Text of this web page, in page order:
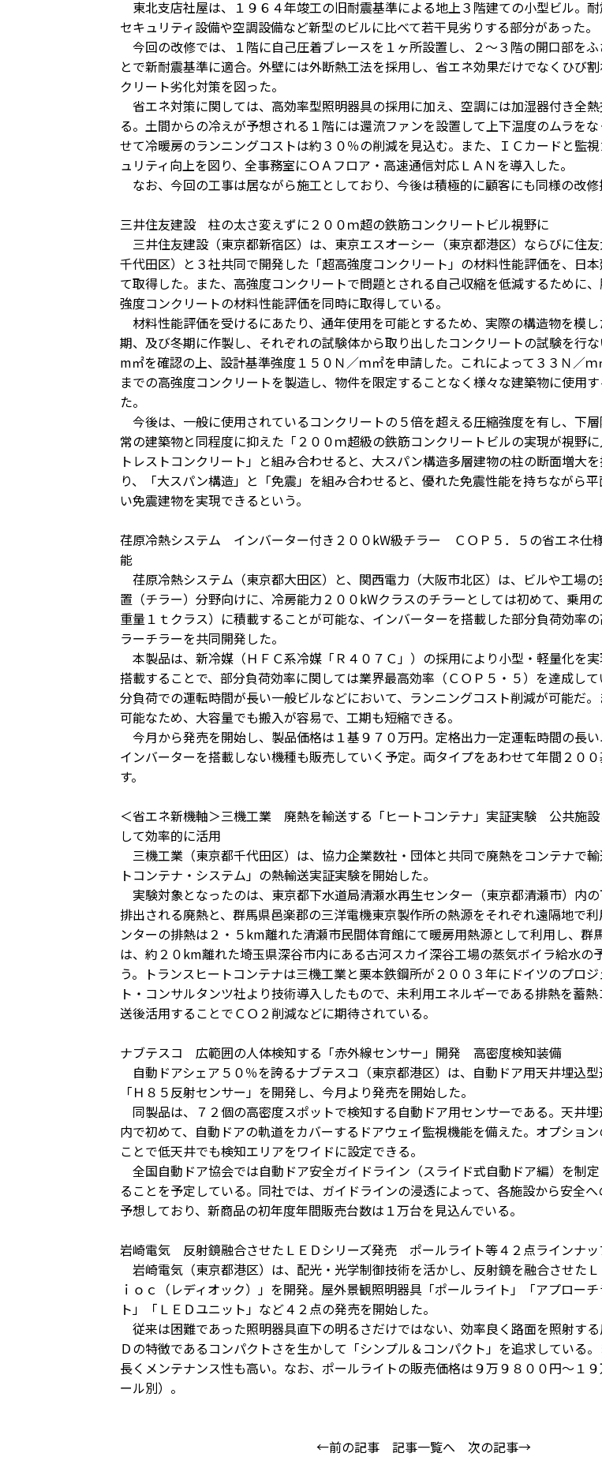
東北支店社屋は、１９６４年竣工の旧耐震基準による地上３階建ての小型ビル。耐
セキュリティ設備や空調設備など新型のビルに比べて若干見劣りする部分があった。
今回の改修では、１階に自己圧着ブレースを１ヶ所設置し、２〜３階の開口部を
とで新耐震基準に適合。外壁には外断熱工法を採用し、省エネ効果だけでなくひび
クリート劣化対策を図った。
省エネ対策に関しては、高効率型照明器具の採用に加え、空調には加湿器付き全
る。土間からの冷えが予想される１階には還流ファンを設置して上下温度のムラを
せて冷暖房のランニングコストは約３０％の削減を見込む。また、ＩＣカードと監
ュリティ向上を図り、全事務室にＯＡフロア・高速通信対応ＬＡＮを導入した。
なお、今回の工事は居ながら施工としており、今後は積極的に顧客にも同様の改修
三井住友建設 柱の太さ変えずに２００ｍ超の鉄筋コンクリートビル視野に
三井住友建設（東京都新宿区）は、東京エスオーシー（東京都港区）ならびに住
千代田区）と３社共同で開発した「超高強度コンクリート」の材料性能評価を、日
て取得した。また、高強度コンクリートで問題とされる自己収縮を低減するために
強度コンクリートの材料性能評価を同時に取得している。
材料性能評価を受けるにあたり、通年使用を可能とするため、実際の構造物を模
期、及び冬期に作製し、それぞれの試験体から取り出したコンクリートの試験を行
m㎡を確認の上、設計基準強度１５０Ｎ／ｍ㎡を申請した。これによって３３Ｎ／
までの高強度コンクリートを製造し、物件を限定することなく様々な建築物に使用
た。
今後は、一般に使用されているコンクリートの５倍を超える圧縮強度を有し、下
常の建築物と同程度に抑えた「２００ｍ超級の鉄筋コンクリートビルの実現が視野
トレストコンクリート」と組み合わせると、大スパン構造多層建物の柱の断面増大
り、「大スパン構造」と「免震」を組み合わせると、優れた免震性能を持ちながら
い免震建物を実現できるという。
荏原冷熱システム インバーター付き２００kW級チラー ＣＯＰ５．５の省エネ仕
能
荏原冷熱システム（東京都大田区）と、関西電力（大阪市北区）は、ビルや工場
置（チラー）分野向けに、冷房能力２００kWクラスのチラーとしては初めて、乗用
重量１ｔクラス）に積載することが可能な、インバーターを搭載した部分負荷効率
ラーチラーを共同開発した。
本製品は、新冷媒（ＨＦＣ系冷媒「Ｒ４０７Ｃ」）の採用により小型・軽量化を
搭載することで、部分負荷効率に関しては業界最高効率（ＣＯＰ５・５）を達成し
分負荷での運転時間が長い一般ビルなどにおいて、ランニングコスト削減が可能だ
可能なため、大容量でも搬入が容易で、工期も短縮できる。
今月から発売を開始し、製品価格は１基９７０万円。定格出力一定運転時間の長い
インバーターを搭載しない機種も販売していく予定。両タイプをあわせて年間２０
す。
＜省エネ新機軸＞三機工業 廃熱を輸送する「ヒートコンテナ」実証実験 公共施設
して効率的に活用
三機工業（東京都千代田区）は、協力企業数社・団体と共同で廃熱をコンテナで
トコンテナ・システム」の熱輸送実証実験を開始した。
実験対象となったのは、東京都下水道局清瀬水再生センター（東京都清瀬市）内
排出される廃熱と、群馬県邑楽郡の三洋電機東京製作所の熱源をそれぞれ遠隔地で
ンターの排熱は２・５km離れた清瀬市民間体育館にて暖房用熱源として利用し、群
は、約２０km離れた埼玉県深谷市内にある古河スカイ深谷工場の蒸気ボイラ給水の
う。トランスヒートコンテナは三機工業と栗本鉄鋼所が２００３年にドイツのプロ
ト・コンサルタンツ社より技術導入したもので、未利用エネルギーである排熱を蓄
送後活用することでＣＯ２削減などに期待されている。
ナブテスコ 広範囲の人体検知する「赤外線センサー」開発 高密度検知装備
自動ドアシェア５０％を誇るナブテスコ（東京都港区）は、自動ドア用天井埋込
「Ｈ８５反射センサー」を開発し、今月より発売を開始した。
同製品は、７２個の高密度スポットで検知する自動ドア用センサーである。天井
内で初めて、自動ドアの軌道をカバーするドアウェイ監視機能を備えた。オプショ
ことで低天井でも検知エリアをワイドに設定できる。
全国自動ドア協会では自動ドア安全ガイドライン（スライド式自動ドア編）を制
ることを予定している。同社では、ガイドラインの浸透によって、各施設から安全
予想しており、新商品の初年度年間販売台数は１万台を見込んでいる。
岩崎電気 反射鏡融合させたＬＥＤシリーズ発売 ポールライト等４２点ラインナッ
岩崎電気（東京都港区）は、配光・光学制御技術を活かし、反射鏡を融合させた
ｉｏｃ（レディオック）」を開発。屋外景観照明器具「ポールライト」「アプロー
ト」「ＬＥＤユニット」など４２点の発売を開始した。
従来は困難であった照明器具直下の明るさだけではない、効率良く路面を照射す
Ｄの特徴であるコンパクトさを生かして「シンプル＆コンパクト」を追求している
長くメンテナンス性も高い。なお、ポールライトの販売価格は９万９８００円〜１
ール別）。
←前の記事 記事一覧へ 次の記事→